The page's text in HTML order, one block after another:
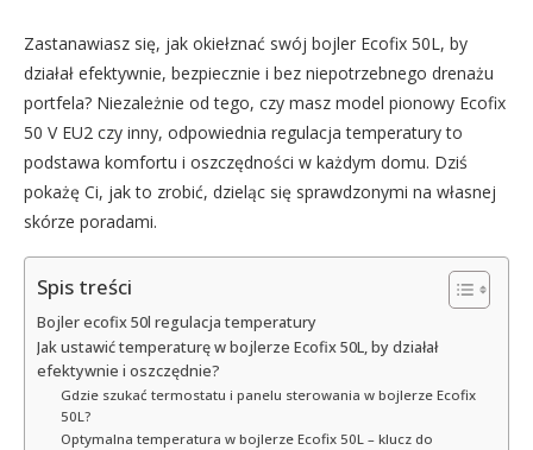
Zastanawiasz się, jak okiełznać swój bojler Ecofix 50L, by
działał efektywnie, bezpiecznie i bez niepotrzebnego drenażu
portfela? Niezależnie od tego, czy masz model pionowy Ecofix
50 V EU2 czy inny, odpowiednia regulacja temperatury to
podstawa komfortu i oszczędności w każdym domu. Dziś
pokażę Ci, jak to zrobić, dzieląc się sprawdzonymi na własnej
skórze poradami.
Spis treści
Bojler ecofix 50l regulacja temperatury
Jak ustawić temperaturę w bojlerze Ecofix 50L, by działał
efektywnie i oszczędnie?
Gdzie szukać termostatu i panelu sterowania w bojlerze Ecofix
50L?
Optymalna temperatura w bojlerze Ecofix 50L – klucz do